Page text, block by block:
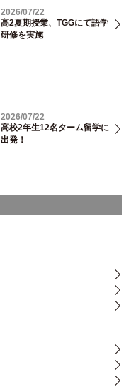
2026/07/22
高2夏期授業、TGGにて語学
研修を実施
2026/07/22
高校2年生12名ターム留学に
出発！